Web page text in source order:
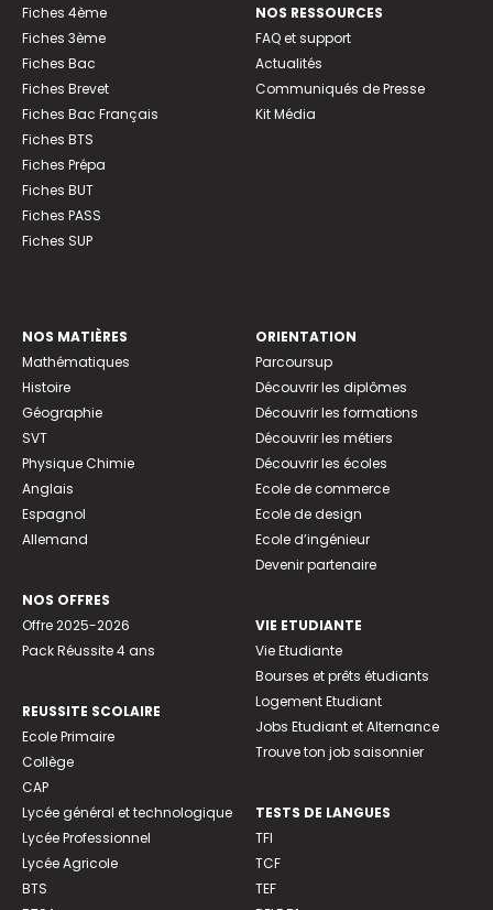
Fiches 4ème
Fiches 3ème
Fiches Bac
Fiches Brevet
Fiches Bac Français
Fiches BTS
Fiches Prépa
Fiches BUT
Fiches PASS
Fiches SUP
NOS RESSOURCES
FAQ et support
Actualités
Communiqués de Presse
Kit Média
NOS MATIÈRES
Mathématiques
Histoire
Géographie
SVT
Physique Chimie
Anglais
Espagnol
Allemand
NOS OFFRES
Offre 2025-2026
Pack Réussite 4 ans
REUSSITE SCOLAIRE
Ecole Primaire
Collège
CAP
Lycée général et technologique
Lycée Professionnel
Lycée Agricole
BTS
ORIENTATION
Parcoursup
Découvrir les diplômes
Découvrir les formations
Découvrir les métiers
Découvrir les écoles
Ecole de commerce
Ecole de design
Ecole d’ingénieur
Devenir partenaire
VIE ETUDIANTE
Vie Etudiante
Bourses et prêts étudiants
Logement Etudiant
Jobs Etudiant et Alternance
Trouve ton job saisonnier
TESTS DE LANGUES
TFI
TCF
TEF